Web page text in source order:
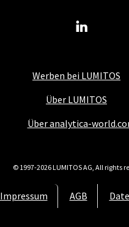
Werben bei LUMITOS
Über LUMITOS
Über analytica-
Impressum AGB
© 1997-2026 LUMITOS AG, All rights